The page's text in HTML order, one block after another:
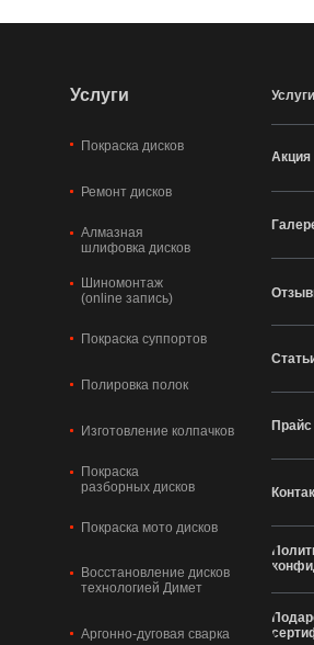
Услуги
Покраска дисков
Ремонт дисков
Алмазная
шлифовка дисков
Шиномонтаж
(online запись)
Покраска суппортов
Полировка полок
Изготовление колпачков
Покраска
разборных дисков
Покраска мото дисков
Восстановление дисков
технологией Димет
Аргонно-дуговая сварка
Акция
Прайс